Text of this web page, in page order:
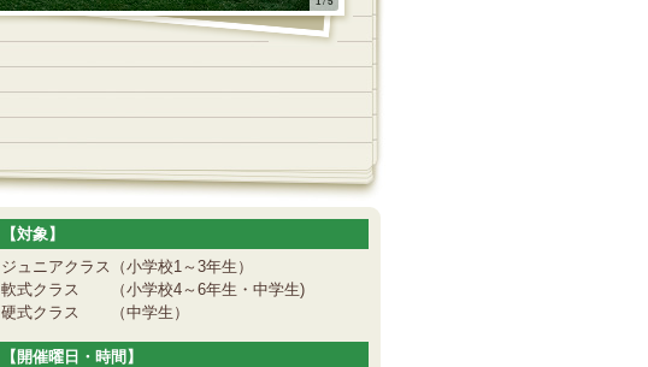
【対象】
ジュニアクラス（小学校1～3年生）
軟式クラス （小学校4～6年生・中学生)
硬式クラス （中学生）
【開催曜日・時間】